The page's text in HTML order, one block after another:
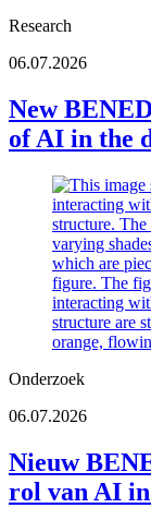
Research
06.07.2026
New
of AI in the
Onderzoek
06.07.2026
Nieuw
rol van AI